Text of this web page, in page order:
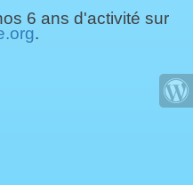
6 ans d'activité sur
.